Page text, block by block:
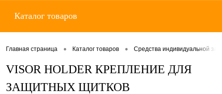
Каталог товаров
Главная страница • Каталог товаров • Средства индивидуальной
VISOR HOLDER КРЕПЛЕНИЕ ДЛЯ
ЗАЩИТНЫХ ЩИТКОВ